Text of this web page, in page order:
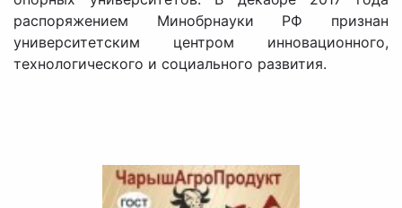
распоряжением Минобрнауки РФ признан
университетским центром инновационного,
технологического и социального развития.